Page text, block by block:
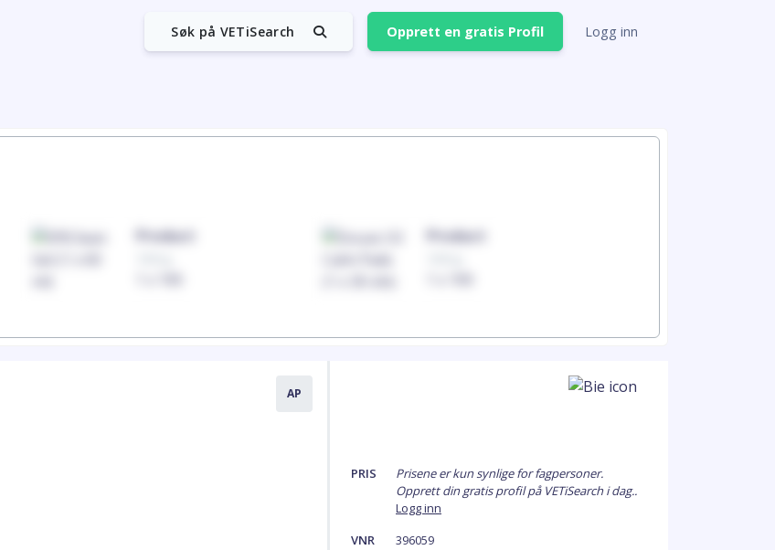
Søk på VETiSearch Opprett en gratis Profil Logg inn
Product Product
AP
PRIS
Prisene er kun synlige for fagpersoner.
Opprett din gratis profil på VETiSearch i dag..
Logg inn
VNR
396059